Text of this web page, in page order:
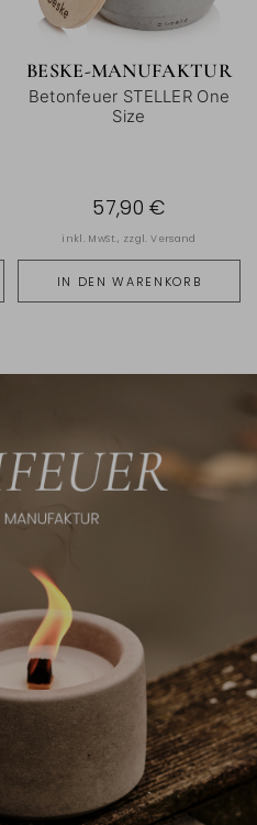
BESKE-MANUFAKTUR
Betonfeuer STELLER One
Size
IN DEN WARENKORB
57,90 €
inkl. MwSt., zzgl.Versand